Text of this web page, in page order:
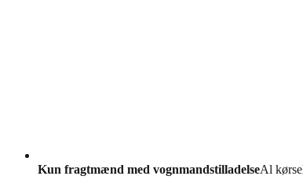
Kun fragtmænd med vognmandstilladelseAl